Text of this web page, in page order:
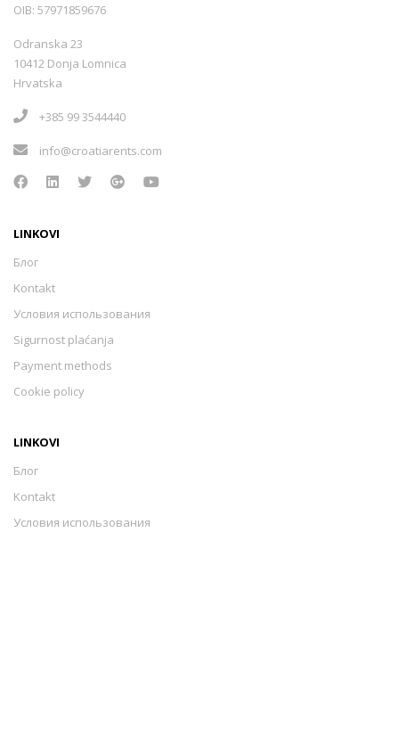
OIB: 57971859676
Odranska 23
10412 Donja Lomnica
Hrvatska
+385 99 3544440
info@croatiarents.com
LINKOVI
Блог
Kontakt
Условия использования
Sigurnost plaćanja
Payment methods
Cookie policy
LINKOVI
Блог
Kontakt
Условия использования